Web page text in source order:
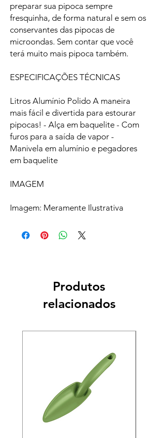
preparar sua pipoca sempre
fresquinha, de forma natural e sem os
conservantes das pipocas de
microondas. Sem contar que você
terá muito mais pipoca também.
ESPECIFICAÇÕES TÉCNICAS
Litros Alumínio Polido A maneira
mais fácil e divertida para estourar
pipocas! - Alça em baquelite - Com
furos para a saída de vapor -
Manivela em alumínio e pegadores
em baquelite
IMAGEM
Imagem: Meramente Ilustrativa
Produtos
relacionados